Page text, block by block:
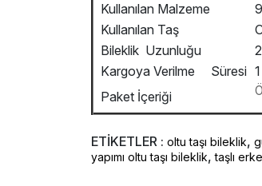
Kullanılan Malzeme
Kullanılan Taş
Bileklik Uzunluğu
Kargoya Verilme Süresi
Paket İçeriği
ETİKETLER : oltu taşı bileklik,
yapımı oltu taşı bileklik,taşlı